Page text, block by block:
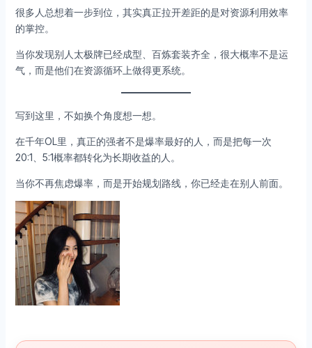
很多人总想着一步到位，其实真正拉开差距的是对资源利用效率
的掌控。
当你发现别人太极牌已经成型、百炼套装齐全，很大概率不是运
气，而是他们在资源循环上做得更系统。
写到这里，不如换个角度想一想。
在千年OL里，真正的强者不是爆率最好的人，而是把每一次
20:1、5:1概率都转化为长期收益的人。
当你不再焦虑爆率，而是开始规划路线，你已经走在别人前面。